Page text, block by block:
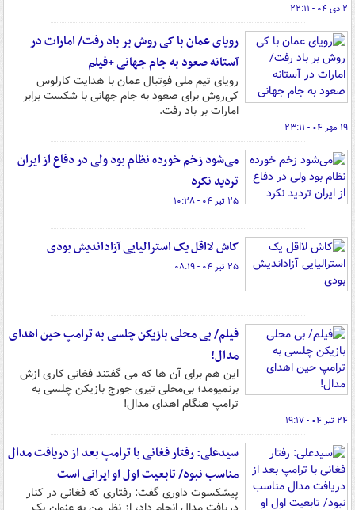
۲ دی ۰۴ - ۲۲:۱۱
رویای عمان با کی روش بر باد رفت/ امارات در
آستانه صعود به جام جهانی +فیلم
رویای تیم ملی فوتبال عمان با هدایت کارلوس
کی‌روش برای صعود به جام جهانی با شکست برابر
امارات بر باد رفت.
۱۹ مهر ۰۴ - ۲۳:۱۱
می‌شود زخم خورده‌ نظام بود ولی در دفاع از ایران
تردید نکرد
۲۵ تیر ۰۴ - ۱۰:۲۸
کاش لااقل یک استرالیایی آزاداندیش بودی
۲۵ تیر ۰۴ - ۰۸:۱۹
فیلم/ بی محلی بازیکن چلسی به ترامپ حین اهدای
مدال!
این هم برای آن ها که می گفتند فغانی کاری ازش
برنمیومد؛ بی‌محلی تیری جورج بازیکن چلسی به
ترامپ هنگام اهدای مدال!
۲۴ تیر ۰۴ - ۱۹:۱۷
سیدعلی: رفتار فغانی با ترامپ بعد از دریافت مدال
مناسب نبود/ تابعیت اول او ایرانی است
پیشکسوت داوری گفت: رفتاری که فغانی در کنار